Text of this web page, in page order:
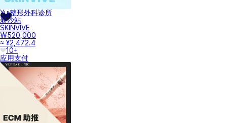
Yui整形外科诊所
新沙站
SKINVIVE
₩520,000
≈ ¥2,472.4
10+
应用支付